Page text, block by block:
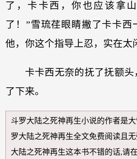
了，卡卡西，你也应该拿
了！”雪琉荏眼睛撇了卡卡西
他，你这个指导上忍，实在太
卡卡西无奈的抚了抚额
了下来。
斗罗大陆之死神再生小说的作者是
罗大陆之死神再生全文免费阅读 且
大陆之死神再生这本书不错的话,请在